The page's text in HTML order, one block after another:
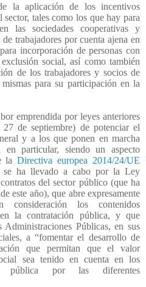
la aplicación de los incentivos
sector, tales como los que hay para
las sociedades cooperativas y
trabajadores por cuenta ajena en
incorporación de personas con
social, así como también
de los trabajadores y socios de
para su participación en la
emprendida por leyes anteriores
de septiembre) de potenciar el
y a los que ponen en marcha
en particular, siendo un aspecto
laDirectiva europea 2014/24/UE
se ha llevado a cabo por la Ley
del sector público (que ha
este año), que abre expresamente
los contenidos
la contratación pública, y que
Públicas, en sus
a “fomentar el desarrollo de
que permitan que el valor
sea tenido en cuenta en los
pública por las diferentes